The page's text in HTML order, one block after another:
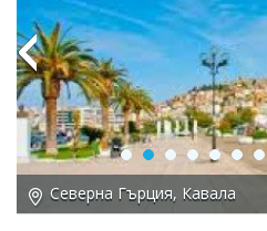
Северна Гърция, Кавала
Previous